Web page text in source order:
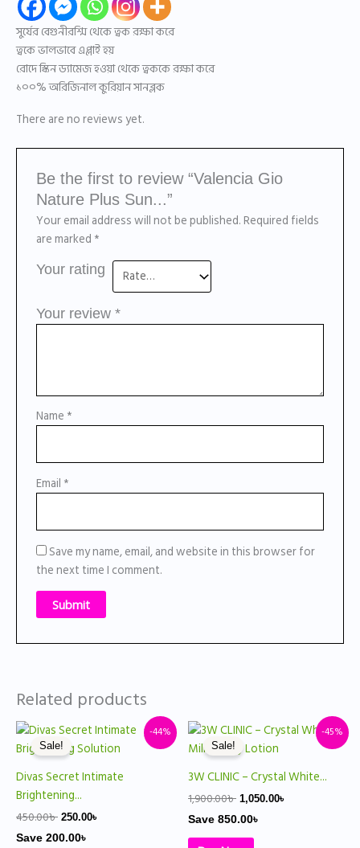
সুর্যের বেগুনীরশ্মি থেকে ত্বক রক্ষা করে
ত্বকে ভালভাবে এপ্লাই হয়
রোদে স্কিন ড্যামেজ হওয়া থেকে ত্বককে রক্ষা করে
১০০% অরিজিনাল কুরিয়ান সানব্লক
There are no reviews yet.
Be the first to review “Valencia Gio
Nature Plus Sun...”
Your email address will not be published.Required fields
are marked *
Your rating
Your review*
Name *
Email *
Save my name, email, and website in this browser for
the next time I comment.
Related products
-44%
Sale!
Divas Secret Intimate
Brightening...
450.00৳
Original
price
was:
250.00৳
Current
price
is:
Save 200.00৳
-45%
Sale!
3W CLINIC – Crystal White...
1,900.00৳
Original
was:
1,050.00৳
Current
Save 850.00৳